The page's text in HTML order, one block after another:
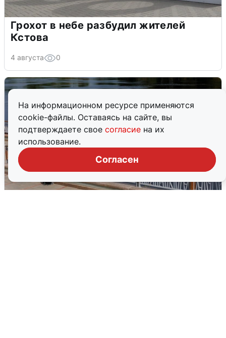
На информационном ресурсе применяются
cookie-файлы. Оставаясь на сайте, вы
подтверждаете свое согласие на их
использование.
Согласен
Грохот в небе разбудил жителей
Кстова
4 августа 0